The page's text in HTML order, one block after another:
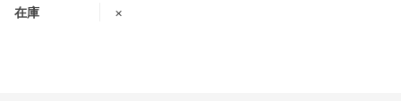
在庫
×